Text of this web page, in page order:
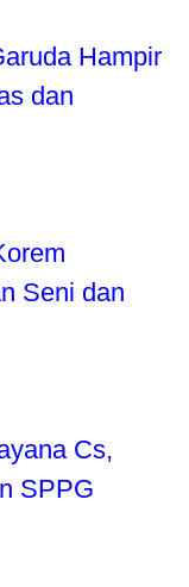
Hampir
dan
Seni dan
Cs,
SPPG